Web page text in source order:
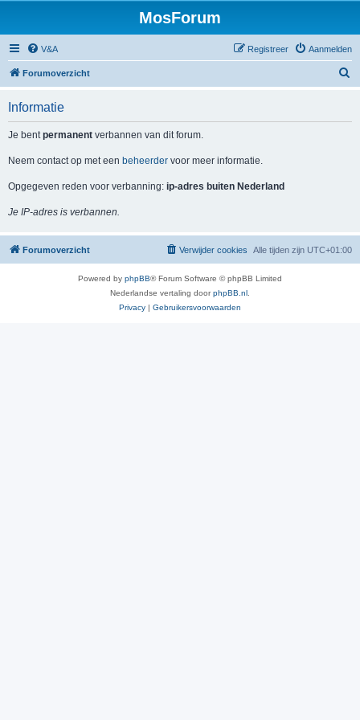
MosForum
V&A Aanmelden
Registreer
Forumoverzicht
Informatie
Je bentpermanent verbannen van dit forum.
Neem contact op met een beheerder voor meer informatie.
Opgegeven reden voor verbanning: ip-adres buiten Nederland
Je IP-adres is verbannen.
Forumoverzicht Alle tijden zijn UTC+01:00
Verwijder cookies
Powered by phpBB® Forum Software © phpBB Limited
Nederlandse vertaling doorphpBB.nl
Privacy | Gebruikersvoorwaarden